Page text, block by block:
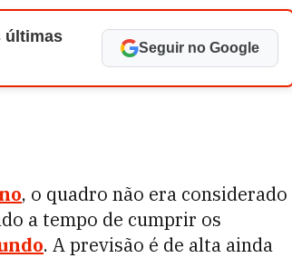
últimas
Seguir no Google
, o quadro não era considerado
a tempo de cumprir os
. A previsão é de alta ainda